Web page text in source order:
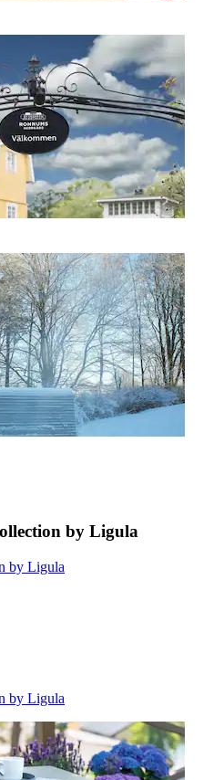
by Ligula
by Ligula
by Ligula